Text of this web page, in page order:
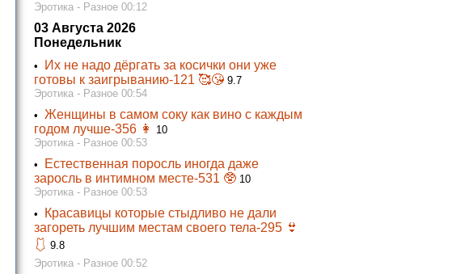
Эротика - Разное 00:12
03 Августа 2026
Понедельник
•
Их не надо дёргать за косички они уже
готовы к заигрыванию-121 🥰😘 9.7
Эротика - Разное 00:54
• Женщины в самом соку как вино с каждым
годом лучше-356 👩‍
10
Эротика - Разное 00:53
•
Естественная поросль иногда даже
заросль в интимном месте-531 🥸 10
Эротика - Разное 00:53
•
Красавицы которые стыдливо не дали
загореть лучшим местам своего тела-295 👙
🩱 9.8
Эротика - Разное 00:52